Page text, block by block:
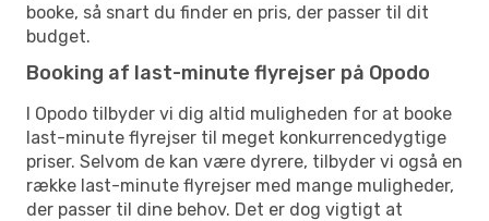
booke, så snart du finder en pris, der passer til dit
budget.
Booking af last-minute flyrejser på Opodo
I Opodo tilbyder vi dig altid muligheden for at booke
last-minute flyrejser til meget konkurrencedygtige
priser. Selvom de kan være dyrere, tilbyder vi også en
række last-minute flyrejser med mange muligheder,
der passer til dine behov. Det er dog vigtigt at